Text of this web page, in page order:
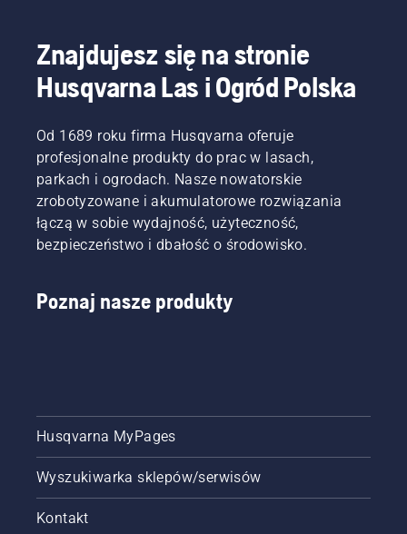
Znajdujesz się na stronie
Husqvarna Las i Ogród Polska
Od 1689 roku firma Husqvarna oferuje
profesjonalne produkty do prac w lasach,
parkach i ogrodach. Nasze nowatorskie
zrobotyzowane i akumulatorowe rozwiązania
łączą w sobie wydajność, użyteczność,
bezpieczeństwo i dbałość o środowisko.
Poznaj nasze produkty
Husqvarna MyPages
Wyszukiwarka sklepów/serwisów
Kontakt